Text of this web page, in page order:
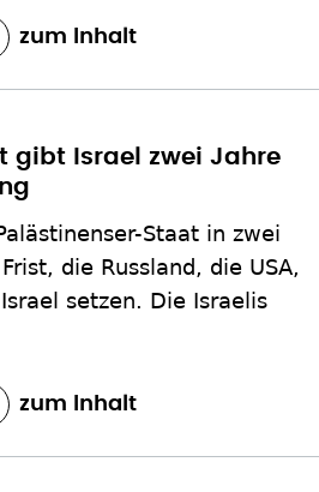
zum Inhalt
gibt Israel zwei Jahre
Staat in zwei
die Russland, die USA,
setzen. Die Israelis
zum Inhalt